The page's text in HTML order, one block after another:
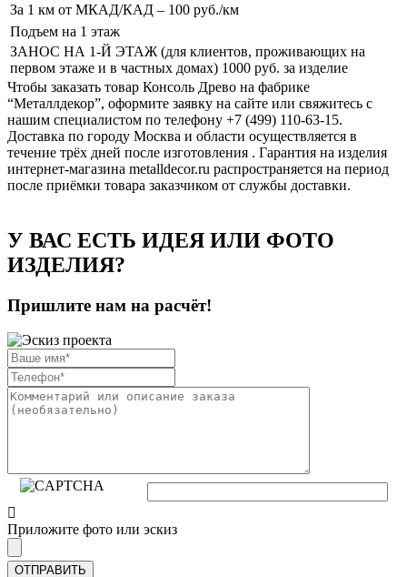
За 1 км от МКАД/КАД – 100 руб./км
Подъем на 1 этаж
ЗАНОС НА 1-Й ЭТАЖ (для клиентов, проживающих на
первом этаже и в частных домах) 1000 руб. за изделие
Чтобы заказать товар Консоль Древо на фабрике
“Металлдекор”, оформите заявку на сайте или свяжитесь с
нашим специалистом по телефону +7 (499) 110-63-15.
Доставка по городу Москва и области осуществляется в
течение трёх дней после изготовления . Гарантия на изделия
интернет-магазина metalldecor.ru распространяется на период
после приёмки товара заказчиком от службы доставки.
У ВАС ЕСТЬ ИДЕЯ ИЛИ ФОТО
ИЗДЕЛИЯ?
Пришлите нам на расчёт!
Приложите фото или эскиз